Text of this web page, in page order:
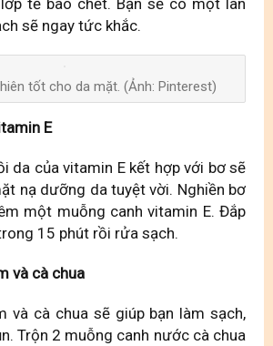
tế bào chết. Bạn sẽ có một làn
sẽ ngay tức khắc.
tốt cho da mặt. (Ảnh: Pinterest)
E
da của vitamin E kết hợp với bơ sẽ
nạ dưỡng da tuyệt vời. Nghiền bơ
một muỗng canh vitamin E. Đắp
15 phút rồi rửa sạch.
và cà chua
và cà chua sẽ giúp bạn làm sạch,
Trộn 2 muỗng canh nước cà chua